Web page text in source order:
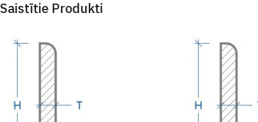
Saistītie Produkti